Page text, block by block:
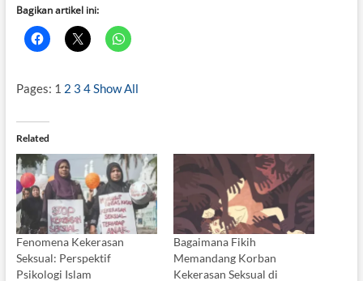
Bagikan artikel ini:
Pages: 1 2 3 4Show All
Related
Fenomena Kekerasan
Seksual: Perspektif
Psikologi Islam
Bagaimana Fikih
Memandang Korban
Kekerasan Seksual di